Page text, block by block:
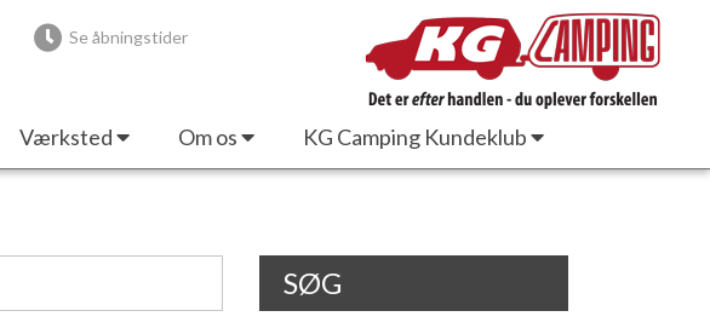
Se åbningstider
Værksted Om os KG Camping Kundeklub
SØG